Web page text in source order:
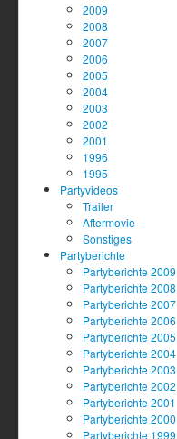
2009
2008
2007
2006
2005
2004
2003
2002
2001
1996
1995
Partyvideos
Trailer
Aftermovie
Sonstiges
Partyberichte
Partyberichte 2009
Partyberichte 2008
Partyberichte 2007
Partyberichte 2006
Partyberichte 2005
Partyberichte 2004
Partyberichte 2003
Partyberichte 2002
Partyberichte 2001
Partyberichte 2000
Partyberichte 1999